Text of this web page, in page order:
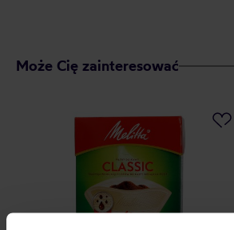
Może Cię zainteresować